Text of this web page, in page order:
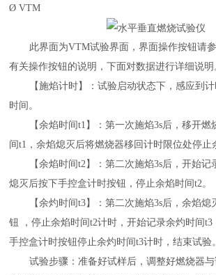
ØVTM
此界面为VTM试验界面，界面操作按钮请
有关操作按钮的说明，下面对数据进行详细说明
【施焰计时】：试验启动状态下，感应到
时间。
【余焰时间t1】：第一次施焰3s后，移开燃
间t1，余焰熄灭后将燃烧器移回计时限位处停止
【余焰时间t2】：第二次施焰3s后，开始记
熄灭后按下手控盒计时按钮，停止余焰时间t2。
【余灼时间t3】：第二次施焰3s后，余焰熄
钮 ，停止余焰时间t2计时，开始记录余灼时间
手控盒计时按钮停止余灼时间t3计时，结束试验。
试验步骤：准备好试样后，调整好燃烧器